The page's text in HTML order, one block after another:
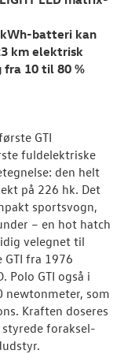
batteri kan
km elektrisk
fra 10 til 80 %
GTI
fuldelektriske
den helt
på 226 hk. Det
sportsvogn,
– en hot hatch
velegnet til
fra 1976
Polo GTI også i
newtonmeter, som
Kraften doseres
foraksel-